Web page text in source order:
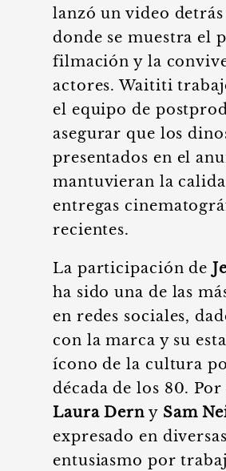
lanzó un video detrás
donde se muestra el
filmación y la
actores. Waititi
el equipo de
asegurar que los
presentados en el
mantuvieran la
entregas
recientes.
La participación de
ha sido una de las
en redes sociales,
con la marca y su
ícono de la cultura
década de los 80.
Laura Dern y Sam
expresado en
entusiasmo por